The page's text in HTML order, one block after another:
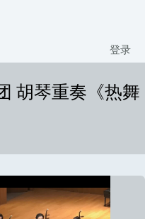
登录
胡琴重奏《热舞